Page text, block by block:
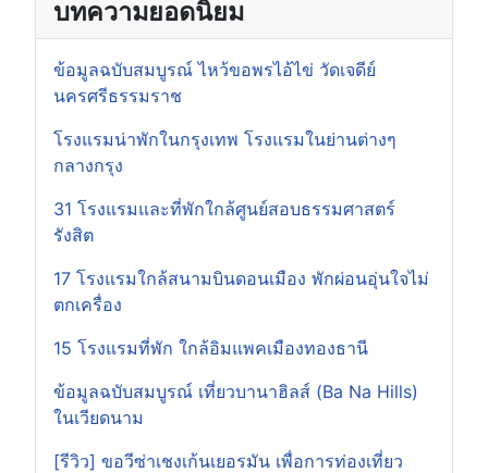
บทความยอดนิยม
ข้อมูลฉบับสมบูรณ์ ไหว้ขอพรไอ้ไข่ วัดเจดีย์
นครศรีธรรมราช
โรงแรมน่าพักในกรุงเทพ โรงแรมในย่านต่างๆ
กลางกรุง
31 โรงแรมและที่พักใกล้ศูนย์สอบธรรมศาสตร์
รังสิต
17 โรงแรมใกล้สนามบินดอนเมือง พักผ่อนอุ่นใจไม่
ตกเครื่อง
15 โรงแรมที่พัก ใกล้อิมแพคเมืองทองธานี
ข้อมูลฉบับสมบูรณ์ เที่ยวบานาฮิลส์ (Ba Na Hills)
ในเวียดนาม
[รีวิว] ขอวีซ่าเชงเก้นเยอรมัน เพื่อการท่องเที่ยว